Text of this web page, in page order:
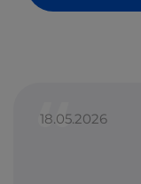
18.05.2026